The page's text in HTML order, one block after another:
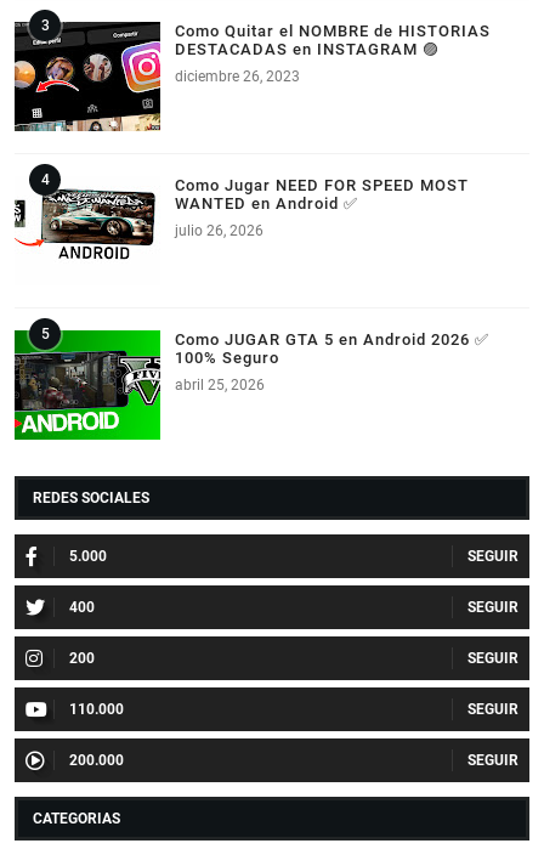
Como Quitar el NOMBRE de HISTORIAS
DESTACADAS en INSTAGRAM 🟣
diciembre 26, 2023
Como Jugar NEED FOR SPEED MOST
WANTED en Android ✅
julio 26, 2026
Como JUGAR GTA 5 en Android 2026 ✅
100% Seguro
abril 25, 2026
REDES SOCIALES
5.000
400
200
110.000
200.000
CATEGORIAS